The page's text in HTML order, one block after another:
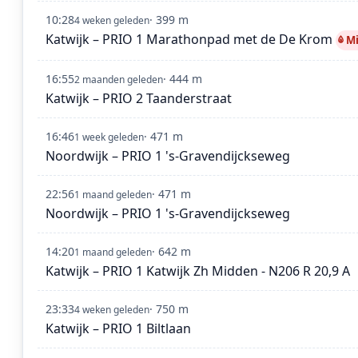
10:284 weken geleden· 399 m
Katwijk – PRIO 1 Marathonpad met de De Krom
16:552 maanden geleden· 444 m
Katwijk – PRIO 2 Taanderstraat
16:461 week geleden· 471 m
Noordwijk – PRIO 1 's-Gravendijckseweg
22:561 maand geleden· 471 m
Noordwijk – PRIO 1 's-Gravendijckseweg
14:201 maand geleden· 642 m
Katwijk – PRIO 1 Katwijk Zh Midden - N206 R 20,9 A
23:334 weken geleden· 750 m
Katwijk – PRIO 1 Biltlaan